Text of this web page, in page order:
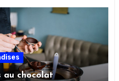
au chocolat